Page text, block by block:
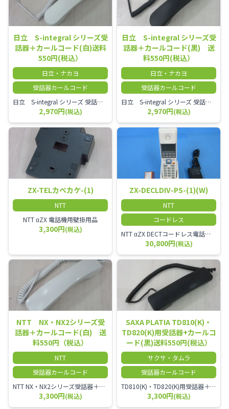
日立 S-integral シリーズ受
話器＋カールコード(白)送料
550円(税込）
日立・ナカヨ
受話器カールコード
日立 S-integral シリーズ 受話器＋カールコード セット（白）／本商品は中古品となります。 写真では分かりにくいキズ・汚れなどの使用感があります。 経年変化で日焼けの色味が強くなる場合がございます。 予めご理解・ご了承頂きますようお願いいたします。
2,970円(税込)
日立 S-integral シリーズ受
話器＋カールコード(黒) 送
料550円(税込）
日立・ナカヨ
受話器カールコード
日立 S-integral シリーズ 受話器＋カールコード セット（黒）／本商品は中古品となります。 写真では分かりにくいキズ・汚れなどの使用感があります。 経年変化で日焼けの色味が強くなる場合がございます。 予めご理解・ご了承頂きますようお願いいたします。
2,970円(税込)
ZX-TELカベカケ-(1)
NTT
NTT αZX 電話機用壁掛用品
3,300円(税込)
ZX-DECLDIV-PS-(1)(W)
NTT
コードレス
NTT αZX DECTコードレス電話機(ダイバーシティ方式)
30,800円(税込)
NTT NX・NX2シリーズ受
話器＋カールコード(白) 送
料550円（税込）
NTT
受話器カールコード
NTT NX・NX2シリーズ受話器＋カールコード
3,300円(税込)
SAXA PLATIA TD810(K)・
TD820(K)用受話器+カールコ
ード(黒)送料550円(税込）
サクサ・タムラ
受話器カールコード
TD810(K)・TD820(K)用受話器＋カールコード セット／本商品は中古品となります。 写真では分かりにくいキズ・汚れなどの使用感があります。 予めご理解・ご了承頂きますようお願いいたします。
3,300円(税込)